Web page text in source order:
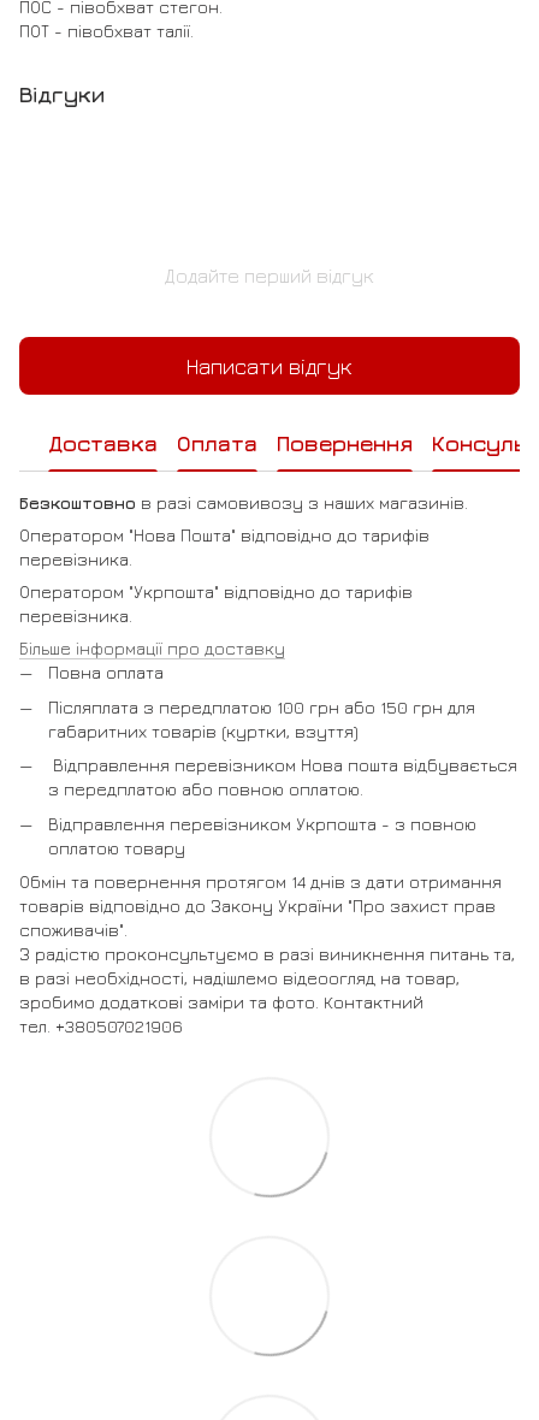
ПОС - півобхват стегон.
ПОТ - півобхват талії.
Відгуки
Додайте перший відгук
Написати відгук
Доставка Оплата Повернення
Безкоштовно в разі самовивозу з наших магазинів.
Оператором "Нова Пошта" відповідно до тарифів
перевізника.
Оператором "Укрпошта" відповідно до тарифів
перевізника.
Більше інформації про доставку
Повна оплата
Післяплата з передплатою 100 грн або 150 грн для
габаритних товарів (куртки, взуття)
Відправлення перевізником Нова пошта відбувається
з передплатою або повною оплатою.
Відправлення перевізником Укрпошта - з повною
оплатою товару
Обмін та повернення протягом 14 днів з дати отримання
товарів відповідно до Закону України "Про захист прав
споживачів".
З радістю проконсультуємо в разі виникнення питань та,
в разі необхідності, надішлемо відеоогляд на товар,
зробимо додаткові заміри та фото. Контактний
тел. +380507021906